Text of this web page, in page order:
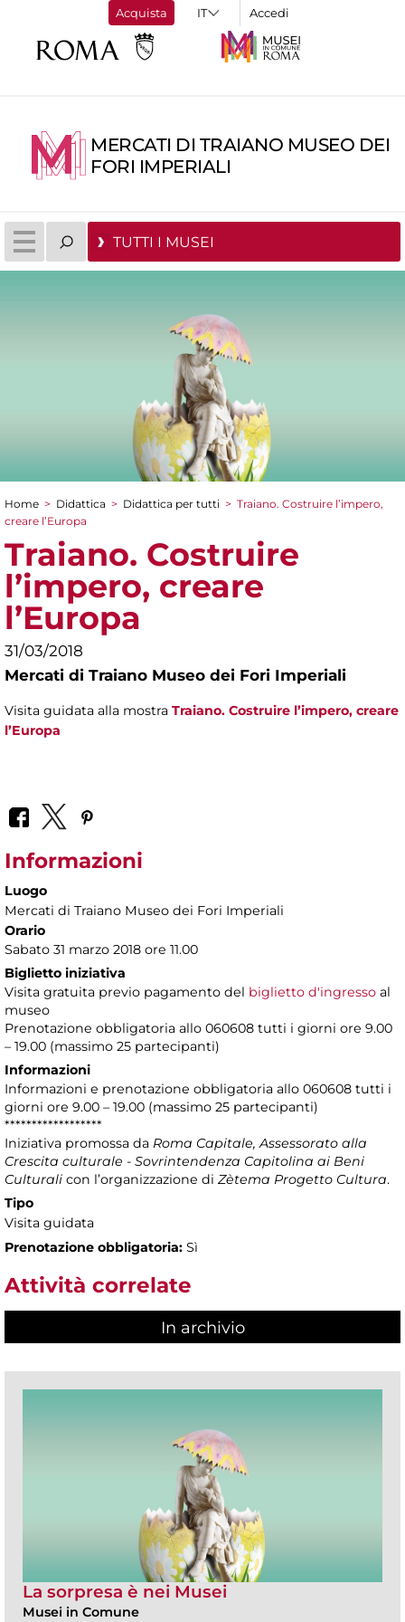
Acquista Accedi
MERCATI DI TRAIANO MUSEO DEI
FORI IMPERIALI
TUTTI I MUSEI
Tu sei qui
Home > Didattica > Didattica per tutti > Traiano. Costruire l’impero,
creare l’Europa
Traiano. Costruire
l’impero, creare
l’Europa
31/03/2018
Mercati di Traiano Museo dei Fori Imperiali
Visita guidata alla mostra Traiano. Costruire l’impero, creare
l’Europa
Informazioni
Luogo
Mercati di Traiano Museo dei Fori Imperiali
Orario
Sabato 31 marzo 2018 ore 11.00
Biglietto iniziativa
Visita gratuita previo pagamento del biglietto d'ingresso al
museo
Prenotazione obbligatoria allo 060608 tutti i giorni ore 9.00
– 19.00 (massimo 25 partecipanti)
Informazioni
Informazioni e prenotazione obbligatoria allo 060608 tutti i
giorni ore 9.00 – 19.00 (massimo 25 partecipanti)
******************
Iniziativa promossa da Roma Capitale, Assessorato alla
Crescita culturale - Sovrintendenza Capitolina ai Beni
Culturali con l’organizzazione di Zètema Progetto Cultura.
Tipo
Visita guidata
Prenotazione obbligatoria: Sì
Attività correlate
In archivio
La sorpresa è nei Musei
Musei in Comune